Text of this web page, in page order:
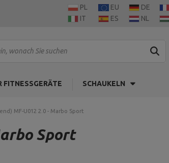
PL EU DE
IT
ES NL
FITNESSGERÄTE SCHAUKELN
MF-U012 2.0 - Marbo Sport
Sport